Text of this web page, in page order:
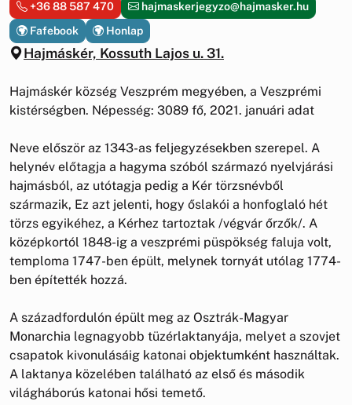
Hajmáskér, Kossuth Lajos u. 31.
+36 88 587 470
hajmaskerjegyzo@hajmasker.hu
Fafebook
Honlap
Hajmáskér község Veszprém megyében, a Veszprémi
kistérségben. Népesség: 3089 fő, 2021. januári adat
Neve először az 1343-as feljegyzésekben szerepel. A
helynév előtagja a hagyma szóból származó nyelvjárási
hajmásból, az utótagja pedig a Kér törzsnévből
származik, Ez azt jelenti, hogy őslakói a honfoglaló hét
törzs egyikéhez, a Kérhez tartoztak /végvár őrzők/. A
középkortól 1848-ig a veszprémi püspökség faluja volt,
temploma 1747-ben épült, melynek tornyát utólag 1774-
ben építették hozzá.
A századfordulón épült meg az Osztrák-Magyar
Monarchia legnagyobb tüzérlaktanyája, melyet a szovjet
csapatok kivonulásáig katonai objektumként használtak.
A laktanya közelében található az első és második
világháborús katonai hősi temető.